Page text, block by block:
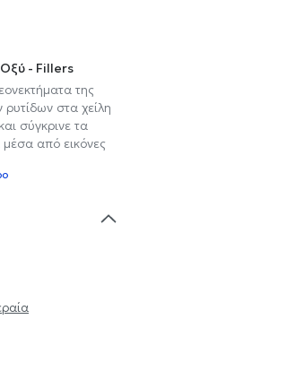
- Fillers
της
στα χείλη
σύγκρινε τα
από εικόνες